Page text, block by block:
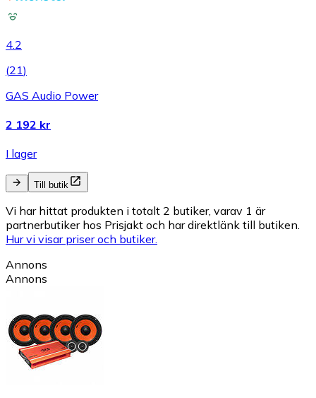
4.2
(21)
GAS Audio Power
2 192 kr
I lager
Till butik
Vi har hittat produkten i totalt 2 butiker, varav 1 är
partnerbutiker hos Prisjakt och har direktlänk till butiken.
Hur vi visar priser och butiker.
Annons
Annons